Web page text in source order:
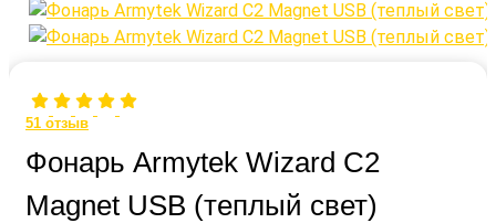
51 отзыв
Фонарь Armytek Wizard C2
Magnet USB (теплый свет)